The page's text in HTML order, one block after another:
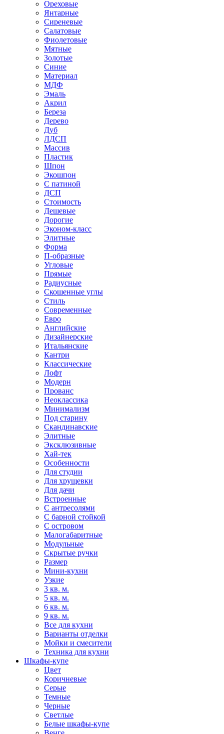
Ореховые
Янтарные
Сиреневые
Салатовые
Фиолетовые
Мятные
Золотые
Синие
Материал
МДФ
Эмаль
Акрил
Береза
Дерево
Дуб
ЛДСП
Массив
Пластик
Шпон
Экошпон
С патиной
ДСП
Стоимость
Дешевые
Дорогие
Эконом-класс
Элитные
Форма
П-образные
Угловые
Прямые
Радиусные
Скошенные углы
Стиль
Современные
Евро
Английские
Дизайнерские
Итальянские
Кантри
Классические
Лофт
Модерн
Прованс
Неоклассика
Минимализм
Под старину
Скандинавские
Элитные
Эксклюзивные
Хай-тек
Особенности
Для студии
Для хрущевки
Для дачи
Встроенные
С антресолями
С барной стойкой
С островом
Малогабаритные
Модульные
Скрытые ручки
Размер
Мини-кухни
Узкие
3 кв. м.
5 кв. м.
6 кв. м.
9 кв. м.
Все для кухни
Варианты отделки
Мойки и смесители
Техника для кухни
Шкафы-купе
Цвет
Коричневые
Серые
Темные
Черные
Светлые
Белые шкафы-купе